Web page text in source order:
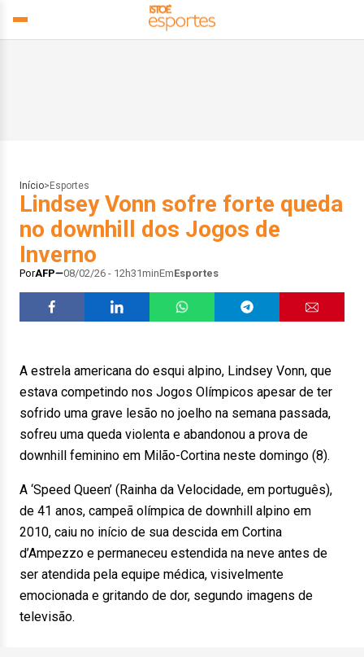
Início> Esportes
Lindsey Vonn sofre forte queda
no downhill dos Jogos de
Inverno
PorAFP 08/02/26 - 12h31minEmEsportes
A estrela americana do esqui alpino, Lindsey Vonn, que
estava competindo nos Jogos Olímpicos apesar de ter
sofrido uma grave lesão no joelho na semana passada,
sofreu uma queda violenta e abandonou a prova de
downhill feminino em Milão-Cortina neste domingo (8).
A ‘Speed Queen’ (Rainha da Velocidade, em português),
de 41 anos, campeã olímpica de downhill alpino em
2010, caiu no início de sua descida em Cortina
d’Ampezzo e permaneceu estendida na neve antes de
ser atendida pela equipe médica, visivelmente
emocionada e gritando de dor, segundo imagens de
televisão.